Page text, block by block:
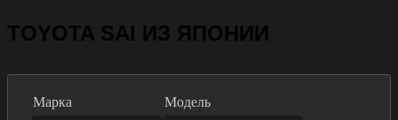
TOYOTA SAI ИЗ ЯПОНИИ
Марка Модель